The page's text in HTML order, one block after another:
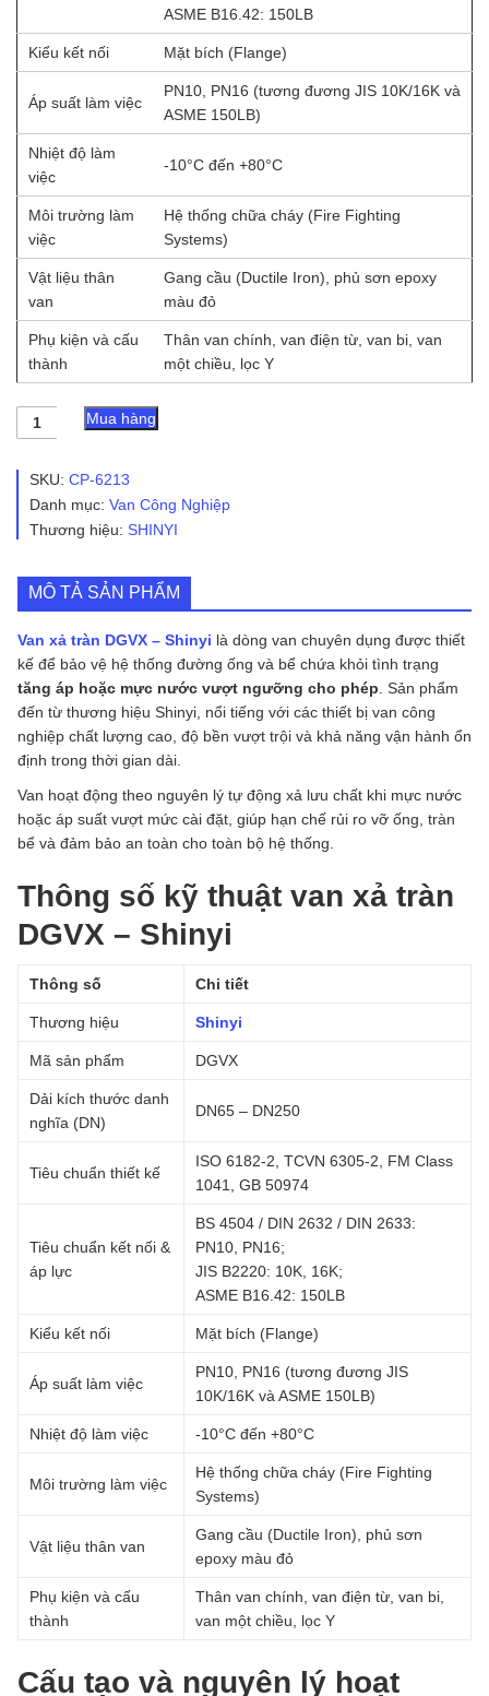
ASME B16.42: 150LB
Kiểu kết nối Mặt bích (Flange)
Áp suất làm việc
PN10, PN16 (tương đương JIS 10K/16K và
ASME 150LB)
Nhiệt độ làm
việc
-10°C đến +80°C
Môi trường làm
việc
Hệ thống chữa cháy (Fire Fighting
Systems)
Vật liệu thân
van
Gang cầu (Ductile Iron), phủ sơn epoxy
màu đỏ
Phụ kiện và cấu
thành
Thân van chính, van điện từ, van bi, van
một chiều, lọc Y
Van
xả
DGVX
Shinyi
số
Mua hàng
SKU: CP-6213
Danh mục: Van Công Nghiệp
Thương hiệu: SHINYI
MÔ TẢ SẢN PHẨM
Van xả tràn DGVX – Shinyi là dòng van chuyên dụng được thiết
kế để bảo vệ hệ thống đường ống và bể chứa khỏi tình trạng
tăng áp hoặc mực nước vượt ngưỡng cho phép. Sản phẩm
đến từ thương hiệu Shinyi, nổi tiếng với các thiết bị van công
nghiệp chất lượng cao, độ bền vượt trội và khả năng vận hành ổn
định trong thời gian dài.
Van hoạt động theo nguyên lý tự động xả lưu chất khi mực nước
hoặc áp suất vượt mức cài đặt, giúp hạn chế rủi ro vỡ ống, tràn
bể và đảm bảo an toàn cho toàn bộ hệ thống.
Thông số kỹ thuật van xả tràn
DGVX – Shinyi
Thông số Chi tiết
Thương hiệu Shinyi
Mã sản phẩm DGVX
Dải kích thước danh
nghĩa (DN)
DN65 – DN250
Tiêu chuẩn thiết kế
ISO 6182-2, TCVN 6305-2, FM Class
1041, GB 50974
Tiêu chuẩn kết nối &
áp lực
BS 4504 / DIN 2632 / DIN 2633:
PN10, PN16;
JIS B2220: 10K, 16K;
ASME B16.42: 150LB
Kiểu kết nối Mặt bích (Flange)
Áp suất làm việc
PN10, PN16 (tương đương JIS
10K/16K và ASME 150LB)
Nhiệt độ làm việc -10°C đến +80°C
Môi trường làm việc
Hệ thống chữa cháy (Fire Fighting
Systems)
Vật liệu thân van
Gang cầu (Ductile Iron), phủ sơn
epoxy màu đỏ
Phụ kiện và cấu
thành
Thân van chính, van điện từ, van bi,
van một chiều, lọc Y
Cấu tạo và nguyên lý hoạt